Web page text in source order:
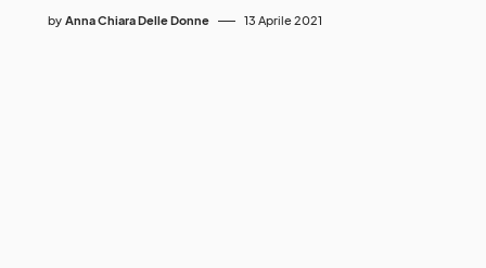
by Anna Chiara Delle Donne 13 Aprile 2021